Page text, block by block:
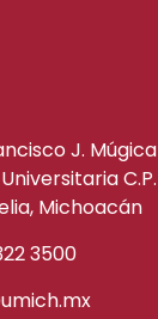
J. Múgica
C.P.
Michoacán
3500